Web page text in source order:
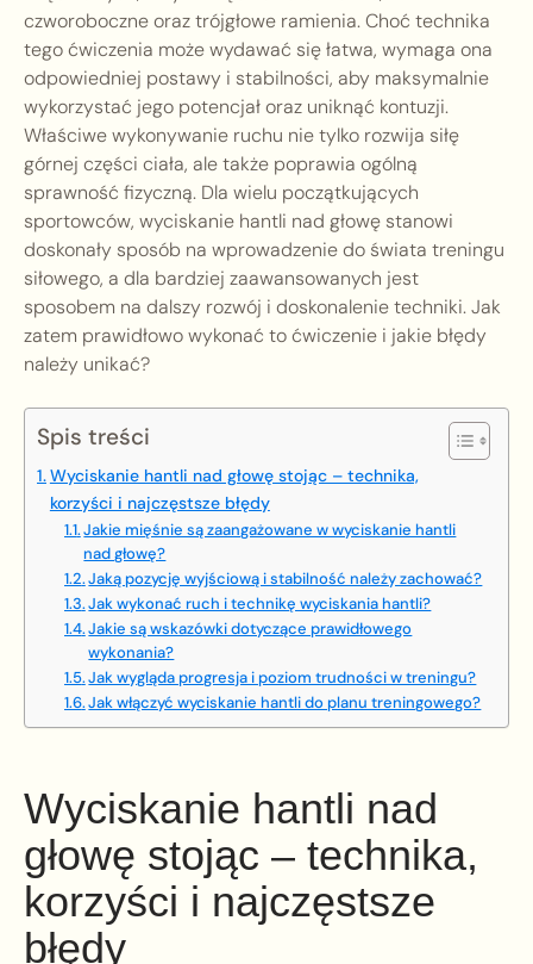
czworoboczne oraz trójgłowe ramienia. Choć technika
tego ćwiczenia może wydawać się łatwa, wymaga ona
odpowiedniej postawy i stabilności, aby maksymalnie
wykorzystać jego potencjał oraz uniknąć kontuzji.
Właściwe wykonywanie ruchu nie tylko rozwija siłę
górnej części ciała, ale także poprawia ogólną
sprawność fizyczną. Dla wielu początkujących
sportowców, wyciskanie hantli nad głowę stanowi
doskonały sposób na wprowadzenie do świata treningu
siłowego, a dla bardziej zaawansowanych jest
sposobem na dalszy rozwój i doskonalenie techniki. Jak
zatem prawidłowo wykonać to ćwiczenie i jakie błędy
należy unikać?
Spis treści
Wyciskanie hantli nad głowę stojąc – technika,
korzyści i najczęstsze błędy
Jakie mięśnie są zaangażowane w wyciskanie hantli
nad głowę?
Jaką pozycję wyjściową i stabilność należy zachować?
Jak wykonać ruch i technikę wyciskania hantli?
Jakie są wskazówki dotyczące prawidłowego
wykonania?
Jak wygląda progresja i poziom trudności w treningu?
Jak włączyć wyciskanie hantli do planu treningowego?
Wyciskanie hantli nad
głowę stojąc – technika,
korzyści i najczęstsze
błędy